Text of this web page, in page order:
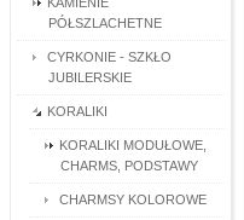
PÓŁSZLACHETNE
CYRKONIE - SZKŁO
JUBILERSKIE
KORALIKI
KORALIKI MODUŁOWE,
CHARMS, PODSTAWY
CHARMSY KOLOROWE